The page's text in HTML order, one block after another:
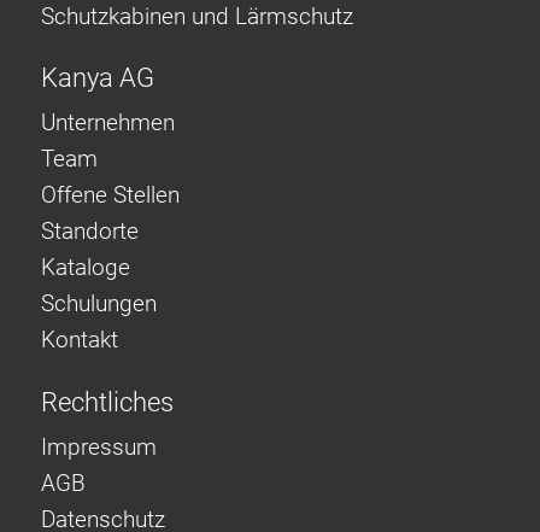
Schutzkabinen und Lärmschutz
Kanya AG
Unternehmen
Team
Offene Stellen
Standorte
Kataloge
Schulungen
Kontakt
Rechtliches
Impressum
AGB
Datenschutz